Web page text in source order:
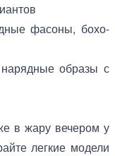
фасоны, бохо-
образы с
в жару вечером у
легкие модели